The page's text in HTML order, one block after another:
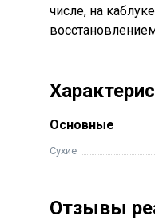
числе, на
Основные
Сухие
Отзывы